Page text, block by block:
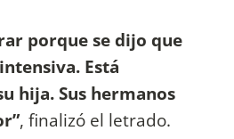
porque se dijo que
Está
hija. Sus hermanos
, finalizó el letrado.